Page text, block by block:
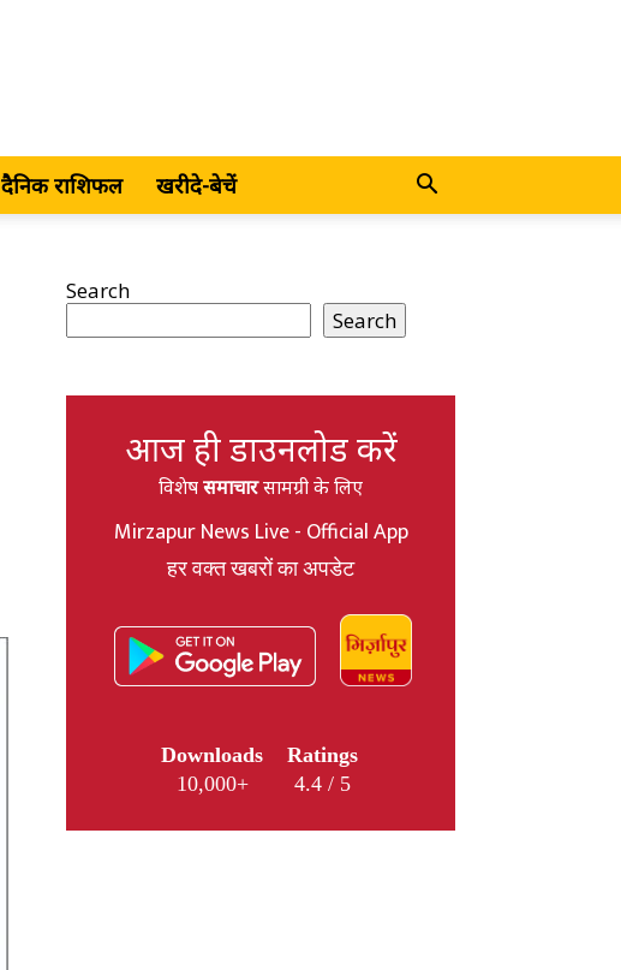
दैनिक राशिफल खरीदे-बेचें
Search
Search
आज ही डाउनलोड करें
विशेषसमाचारसामग्री के लिए
Mirzapur News Live - Official App
हर वक्त खबरों का अपडेट
Downloads
10,000+
Ratings
4.4 / 5